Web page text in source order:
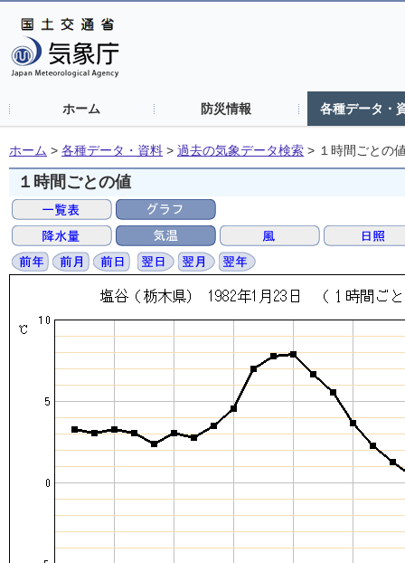
ホーム 防災情報 各種データ・
ホーム > 各種データ・資料 > 過去の気象データ検索 > １時間ごとの
１時間ごとの値